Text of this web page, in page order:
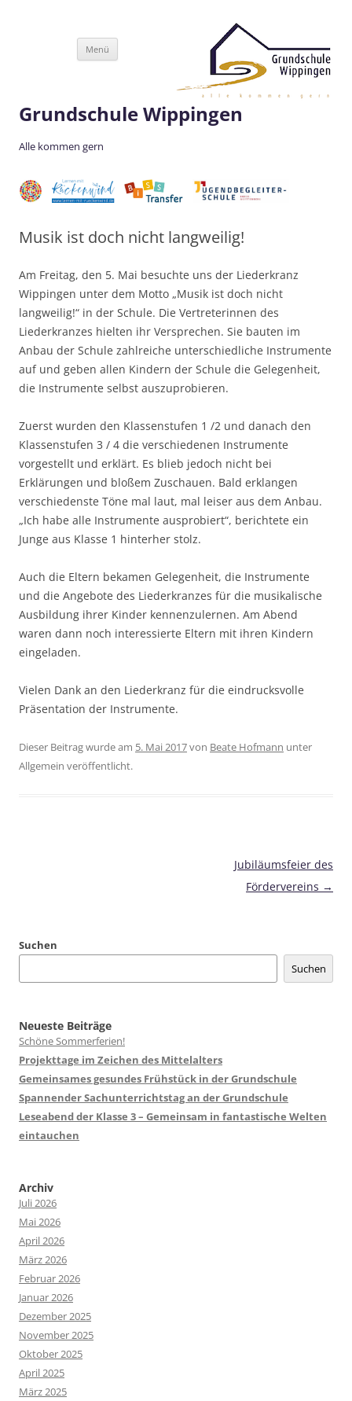
Grundschule Wippingen
Alle kommen gern
Menü
Musik ist doch nicht langweilig!
Am Freitag, den 5. Mai besuchte uns der Liederkranz
Wippingen unter dem Motto „Musik ist doch nicht
langweilig!“ in der Schule. Die Vertreterinnen des
Liederkranzes hielten ihr Versprechen. Sie bauten im
Anbau der Schule zahlreiche unterschiedliche Instrumente
auf und geben allen Kindern der Schule die Gelegenheit,
die Instrumente selbst auszuprobieren.
Zuerst wurden den Klassenstufen 1 /2 und danach den
Klassenstufen 3 / 4 die verschiedenen Instrumente
vorgestellt und erklärt. Es blieb jedoch nicht bei
Erklärungen und bloßem Zuschauen. Bald erklangen
verschiedenste Töne mal laut, mal leiser aus dem Anbau.
„Ich habe alle Instrumente ausprobiert“, berichtete ein
Junge aus Klasse 1 hinterher stolz.
Auch die Eltern bekamen Gelegenheit, die Instrumente
und die Angebote des Liederkranzes für die musikalische
Ausbildung ihrer Kinder kennenzulernen. Am Abend
waren dann noch interessierte Eltern mit ihren Kindern
eingeladen.
Vielen Dank an den Liederkranz für die eindrucksvolle
Präsentation der Instrumente.
Dieser Beitrag wurde am 5. Mai 2017von Beate Hofmann unter
Allgemein veröffentlicht.
Jubiläumsfeier des
Fördervereins →
Suchen
Suchen
Neueste Beiträge
Schöne Sommerferien!
Projekttage im Zeichen des Mittelalters
Gemeinsames gesundes Frühstück in der Grundschule
Spannender Sachunterrichtstag an der Grundschule
Leseabend der Klasse 3 – Gemeinsam in fantastische Welten
eintauchen
Archiv
Juli 2026
Mai 2026
April 2026
März 2026
Februar 2026
Januar 2026
Dezember 2025
November 2025
Oktober 2025
April 2025
März 2025